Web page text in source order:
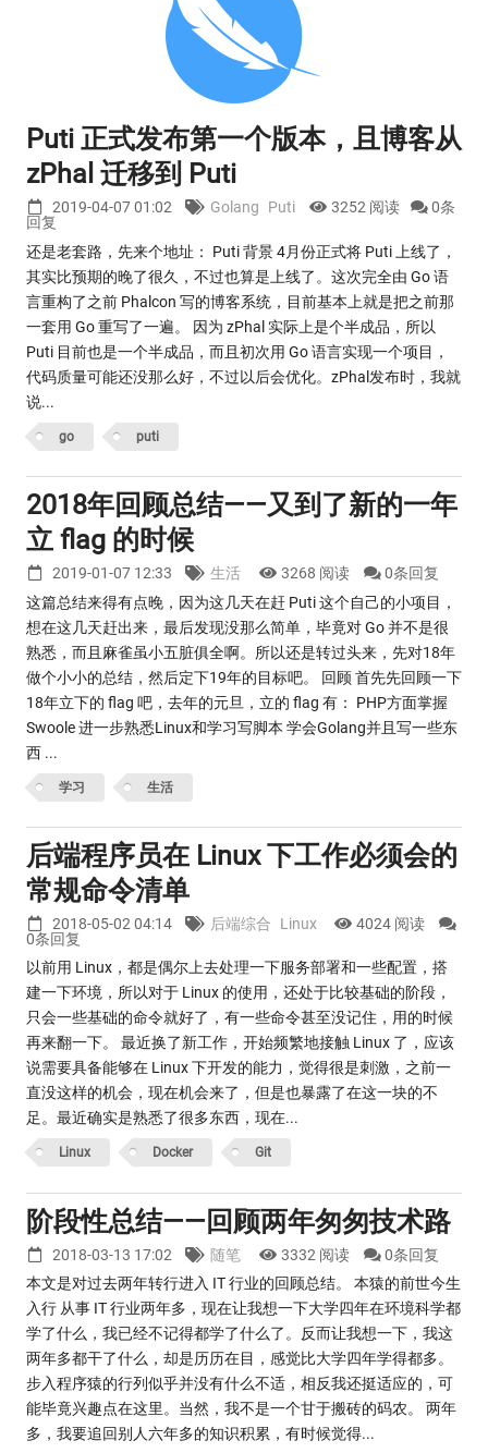
Puti 正式发布第一个版本，且博客从
zPhal 迁移到 Puti
2019-04-07 01:02 Golang Puti 3252 阅读
0条
回复
还是老套路，先来个地址： Puti 背景 4月份正式将 Puti 上线了，
其实比预期的晚了很久，不过也算是上线了。这次完全由 Go 语
言重构了之前 Phalcon 写的博客系统，目前基本上就是把之前那
一套用 Go 重写了一遍。 因为 zPhal 实际上是个半成品，所以
Puti 目前也是一个半成品，而且初次用 Go 语言实现一个项目，
代码质量可能还没那么好，不过以后会优化。zPhal发布时，我就
说...
go puti
2018年回顾总结——又到了新的一年
立 flag 的时候
2019-01-07 12:33 生活 3268 阅读
0条回复
这篇总结来得有点晚，因为这几天在赶 Puti 这个自己的小项目，
想在这几天赶出来，最后发现没那么简单，毕竟对 Go 并不是很
熟悉，而且麻雀虽小五脏俱全啊。所以还是转过头来，先对18年
做个小小的总结，然后定下19年的目标吧。 回顾 首先先回顾一下
18年立下的 flag 吧，去年的元旦，立的 flag 有： PHP方面掌握
Swoole 进一步熟悉Linux和学习写脚本 学会Golang并且写一些东
西 ...
学习 生活
后端程序员在 Linux 下工作必须会的
常规命令清单
2018-05-02 04:14 后端综合 Linux
4024 阅读
0条回复
以前用 Linux，都是偶尔上去处理一下服务部署和一些配置，搭
建一下环境，所以对于 Linux 的使用，还处于比较基础的阶段，
只会一些基础的命令就好了，有一些命令甚至没记住，用的时候
再来翻一下。 最近换了新工作，开始频繁地接触 Linux 了，应该
说需要具备能够在 Linux 下开发的能力，觉得很是刺激，之前一
直没这样的机会，现在机会来了，但是也暴露了在这一块的不
足。最近确实是熟悉了很多东西，现在...
Linux Docker Git
阶段性总结——回顾两年匆匆技术路
2018-03-13 17:02 随笔 3332 阅读
0条回复
本文是对过去两年转行进入 IT 行业的回顾总结。 本猿的前世今生
入行 从事 IT 行业两年多，现在让我想一下大学四年在环境科学都
学了什么，我已经不记得都学了什么了。反而让我想一下，我这
两年多都干了什么，却是历历在目，感觉比大学四年学得都多。
步入程序猿的行列似乎并没有什么不适，相反我还挺适应的，可
能毕竟兴趣点在这里。当然，我不是一个甘于搬砖的码农。 两年
多，我要追回别人六年多的知识积累，有时候觉得...